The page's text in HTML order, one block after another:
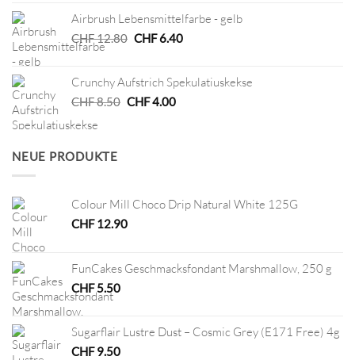
CHF 5.00CHF 2.50.
Airbrush Lebensmittelfarbe - gelb
CHF12.80 Ursprünglicher
CHF 12.80
CHF6.40Aktueller
CHF 6.40.
Crunchy Aufstrich Spekulatiuskekse
CHF8.50 Ursprünglicher
CHF4.00Aktueller
NEUE PRODUKTE
Colour Mill Choco Drip Natural White 125G
CHF12.90
FunCakes Geschmacksfondant Marshmallow, 250 g
CHF5.50
Sugarflair Lustre Dust – Cosmic Grey (E171 Free) 4g
CHF9.50